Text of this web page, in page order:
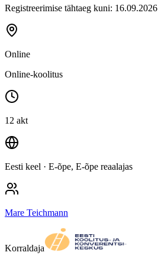
Registreerimise tähtaeg kuni: 16.09.2026
Online
Online-koolitus
12 akt
Eesti keel · E-õpe, E-õpe reaalajas
Mare Teichmann
Korraldaja